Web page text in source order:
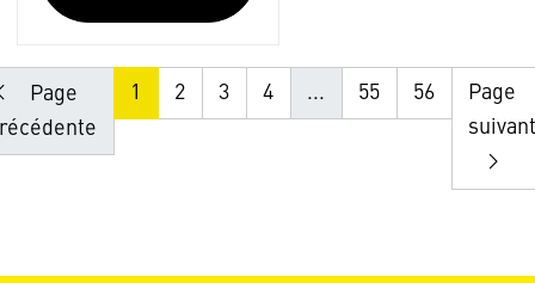
Page
1 2 3 4 ... 55 56
Page